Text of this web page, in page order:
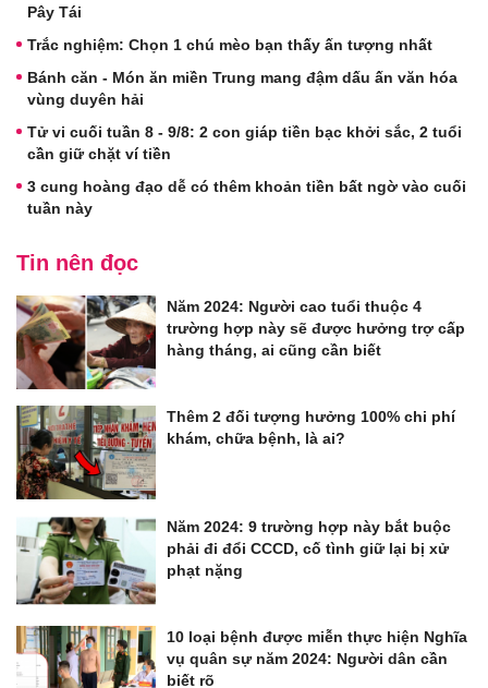
Pây Tái
Trắc nghiệm: Chọn 1 chú mèo bạn thấy ấn tượng nhất
Bánh căn - Món ăn miền Trung mang đậm dấu ấn văn hóa
vùng duyên hải
Tử vi cuối tuần 8 - 9/8: 2 con giáp tiền bạc khởi sắc, 2 tuổi
cần giữ chặt ví tiền
3 cung hoàng đạo dễ có thêm khoản tiền bất ngờ vào cuối
tuần này
Tin nên đọc
Năm 2024: Người cao tuổi thuộc 4
trường hợp này sẽ được hưởng trợ cấp
hàng tháng, ai cũng cần biết
Thêm 2 đối tượng hưởng 100% chi phí
khám, chữa bệnh, là ai?
Năm 2024: 9 trường hợp này bắt buộc
phải đi đổi CCCD, cố tình giữ lại bị xử
phạt nặng
10 loại bệnh được miễn thực hiện Nghĩa
vụ quân sự năm 2024: Người dân cần
biết rõ